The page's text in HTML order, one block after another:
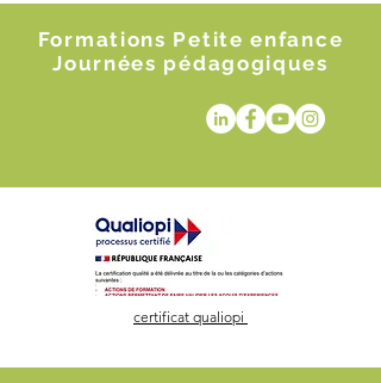
Formations Petite enfance
Journées pédagogiques
certificat qualiopi